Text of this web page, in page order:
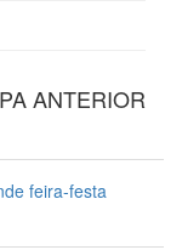
ANTERIOR
feira-festa